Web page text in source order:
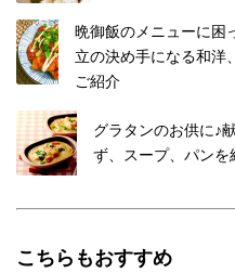
晩御飯のメニューに
立の決め手になる和洋
ご紹介
グラタンのお供に♪
ず、スープ、パンを
こちらもおすすめ